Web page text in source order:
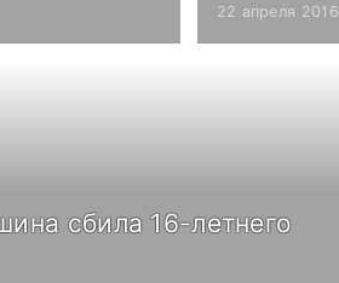
22 апреля 2016
сбила 16-летнего